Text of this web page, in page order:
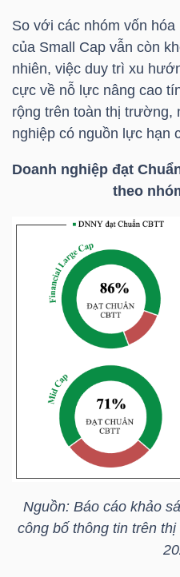
So với các nhóm vốn
của Small Cap vẫn còn
nhiên, việc duy trì xu
cực về nỗ lực nâng cao
rộng trên toàn thị trường,
nghiệp có nguồn lực hạn
Doanh nghiệp đạt
theo
Nguồn: Báo cáo khảo
công bố thông tin trên
TIÊU
DÙNG
YẾU
CHĂM
SÓC